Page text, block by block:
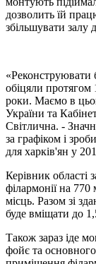
дозволить їй
збільшувати залу
«Реконструювати
обіцяли протягом
роки. Маємо в
України та
Світлична. -
за графіком і
для харків'ян у
Керівник області
філармонії на
місць. Разом зі
буде вміщати до
Також зараз іде
фойє та